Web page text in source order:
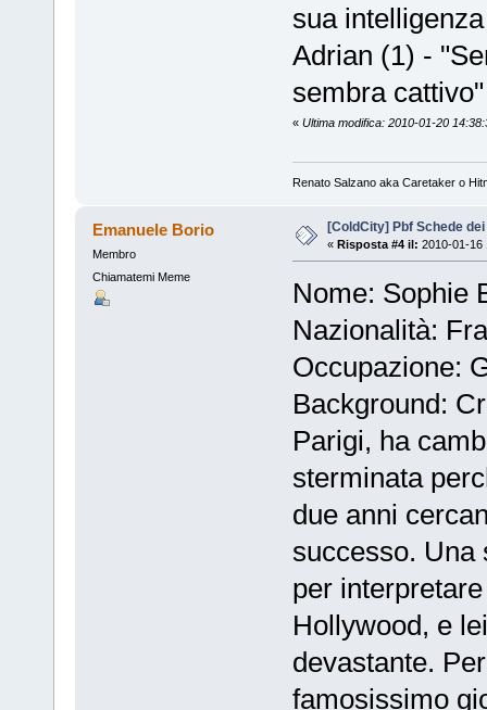
sua
Adrian (1) -
sembra cattivo"
« Ultima modifica: 2010-01-20
Renato Salzano aka Caretaker o
Emanuele Borio
Membro
Chiamatemi Meme
[ColdCity] Pbf Schede
« Risposta #4 il: 2010-01-16
Nome: Sophie
Nazionalità:
Occupazione:
Background:
Parigi, ha
sterminata
due anni
successo. Una
per
Hollywood, e
devastante.
famosissimo